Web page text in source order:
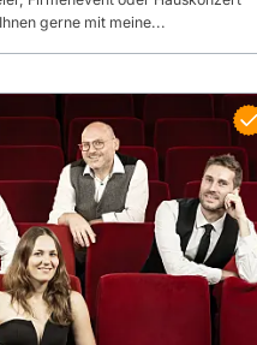
gerne mit meine...